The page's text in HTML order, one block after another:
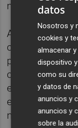
más completos
Así, ha
crecer el
potencial al
conseguir esta
está dispuesto
esfuerzos
necesarios".
datos
Nosotros y
cookies y
almacenar
dispositivo
como su
y datos de
anuncios y
anuncios y
sobre la